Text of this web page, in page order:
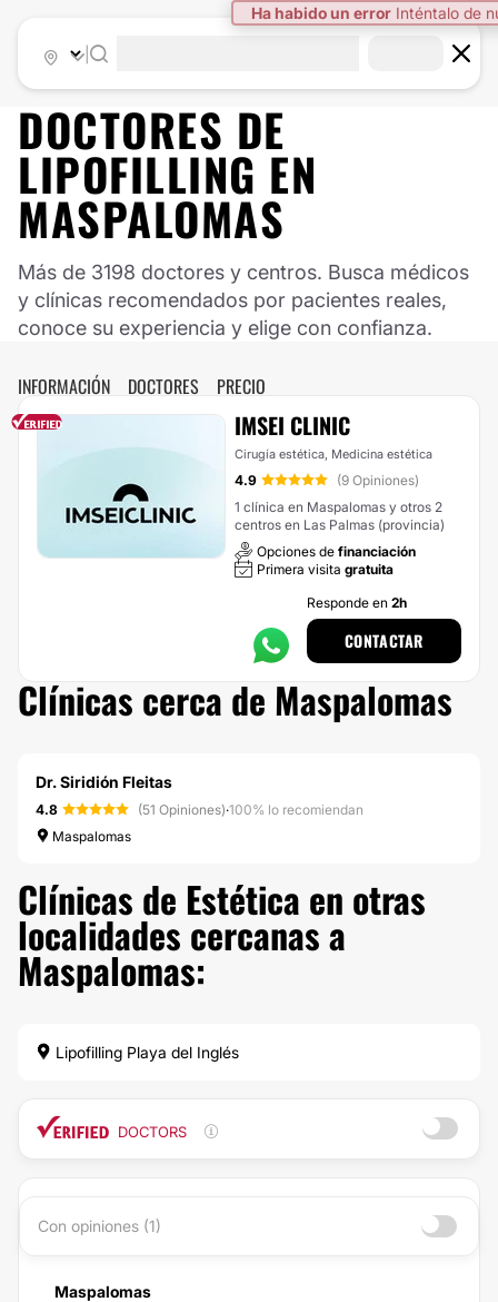
Ha habido un error Inténtalo de
DOCTORES DE
LIPOFILLING EN
MASPALOMAS
Más de 3198 doctores y centros. Busca médicos
y clínicas recomendados por pacientes reales,
conoce su experiencia y elige con confianza.
INFORMACIÓN DOCTORES PRECIO
IMSEI CLINIC
Cirugía estética, Medicina estética
4.9
(9 Opiniones)
1 clínica en Maspalomas y otros 2
centros en Las Palmas (provincia)
Opciones de financiación
Primera visita gratuita
Responde en 2h
CONTACTAR
Clínicas cerca de Maspalomas
Dr. Siridión Fleitas
4.8 (51 Opiniones)·100% lo recomiendan
Maspalomas
Clínicas de Estética en otras
localidades cercanas a
Maspalomas:
Lipofilling Playa del Inglés
DOCTORS
Con opiniones (1)
Maspalomas